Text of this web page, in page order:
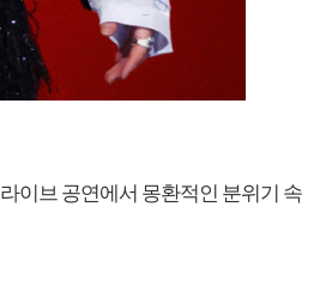
이브 공연에서 몽환적인 분위기 속